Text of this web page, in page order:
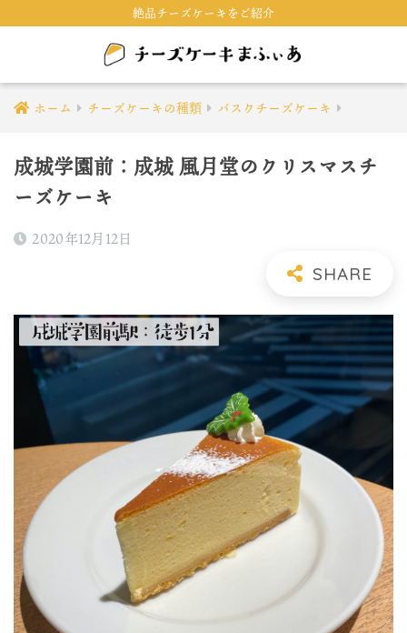
絶品チーズケーキをご紹介
ホーム チーズケーキの種類 バスクチーズケーキ
成城学園前：成城 風月堂のクリスマスチ
ーズケーキ
2020年12月12日